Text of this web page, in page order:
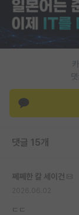
학술 정보 게
홍보 게시판
유학교육
이벤트
반도체 아카데미
댓글 15개
쩨쩨한 칼 세이건
ㄷㄷ